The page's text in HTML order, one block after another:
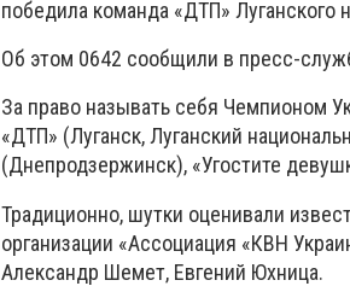
победила команда «ДТП» Луганского
Об этом 0642 сообщили в пресс-
За право называть себя Чемпионом
«ДТП» (Луганск, Луганский
(Днепродзержинск), «Угостите
Традиционно, шутки оценивали
организации «Ассоциация «КВН
Александр Шемет, Евгений Юхница.